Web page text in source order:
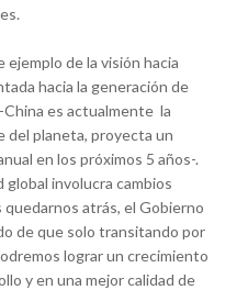
de la visión hacia
hacia la generación de
es actualmente la
del planeta, proyecta un
en los próximos 5 años-.
involucra cambios
atrás, el Gobierno
de que solo transitando por
lograr un crecimiento
y en una mejor calidad de